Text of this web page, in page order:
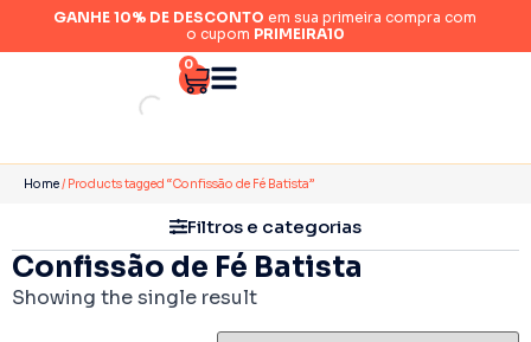
GANHE 10% DE DESCONTO em sua primeira compra com
o cupom PRIMEIRA10
0
Home/ Products tagged “Confissão de Fé Batista”
Filtros e categorias
Confissão de Fé Batista
Showing the single result